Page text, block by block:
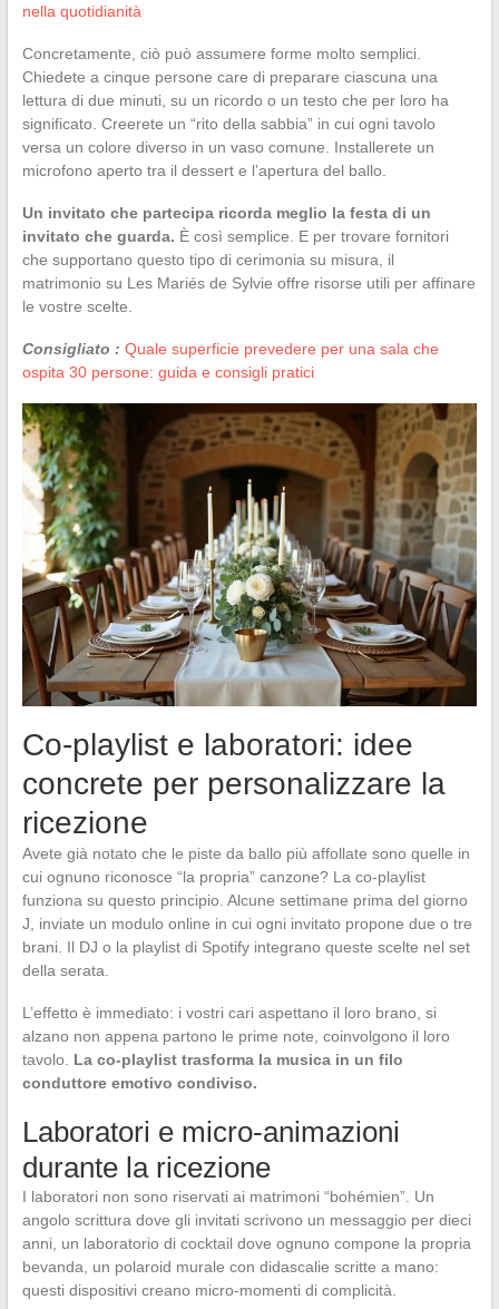
nella quotidianità
Concretamente, ciò può assumere forme molto semplici.
Chiedete a cinque persone care di preparare ciascuna una
lettura di due minuti, su un ricordo o un testo che per loro ha
significato. Creerete un “rito della sabbia” in cui ogni tavolo
versa un colore diverso in un vaso comune. Installerete un
microfono aperto tra il dessert e l’apertura del ballo.
Un invitato che partecipa ricorda meglio la festa di un
invitato che guarda. È così semplice. E per trovare fornitori
che supportano questo tipo di cerimonia su misura, il
matrimonio su Les Mariés de Sylvie offre risorse utili per affinare
le vostre scelte.
Consigliato : Quale superficie prevedere per una sala che
ospita 30 persone: guida e consigli pratici
Co-playlist e laboratori: idee
concrete per personalizzare la
ricezione
Avete già notato che le piste da ballo più affollate sono quelle in
cui ognuno riconosce “la propria” canzone? La co-playlist
funziona su questo principio. Alcune settimane prima del giorno
J, inviate un modulo online in cui ogni invitato propone due o tre
brani. Il DJ o la playlist di Spotify integrano queste scelte nel set
della serata.
L’effetto è immediato: i vostri cari aspettano il loro brano, si
alzano non appena partono le prime note, coinvolgono il loro
tavolo. La co-playlist trasforma la musica in un filo
conduttore emotivo condiviso.
Laboratori e micro-animazioni
durante la ricezione
I laboratori non sono riservati ai matrimoni “bohémien”. Un
angolo scrittura dove gli invitati scrivono un messaggio per dieci
anni, un laboratorio di cocktail dove ognuno compone la propria
bevanda, un polaroid murale con didascalie scritte a mano:
questi dispositivi creano micro-momenti di complicità.